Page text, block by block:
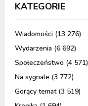
KATEGORIE
Wiadomości (13 276)
Wydarzenia (6 692)
Społeczeństwo (4 571)
Na sygnale (3 772)
Gorący temat(3 519)